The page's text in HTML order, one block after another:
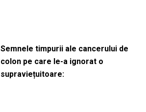
Semnele timpurii ale cancerului de
colon pe care le-a ignorat o
supraviețuitoare: